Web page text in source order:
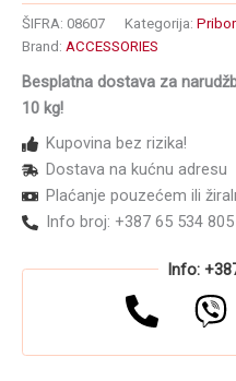
-
BIEMME
ŠIFRA: 08607 Kategorija:
Brand: ACCESSORIES
Besplatna dostava za
10 kg!
Kupovina bez rizika!
Dostava na kućnu adresu
Plaćanje pouzećem ili
Info broj: +387 65 534 805
Info: